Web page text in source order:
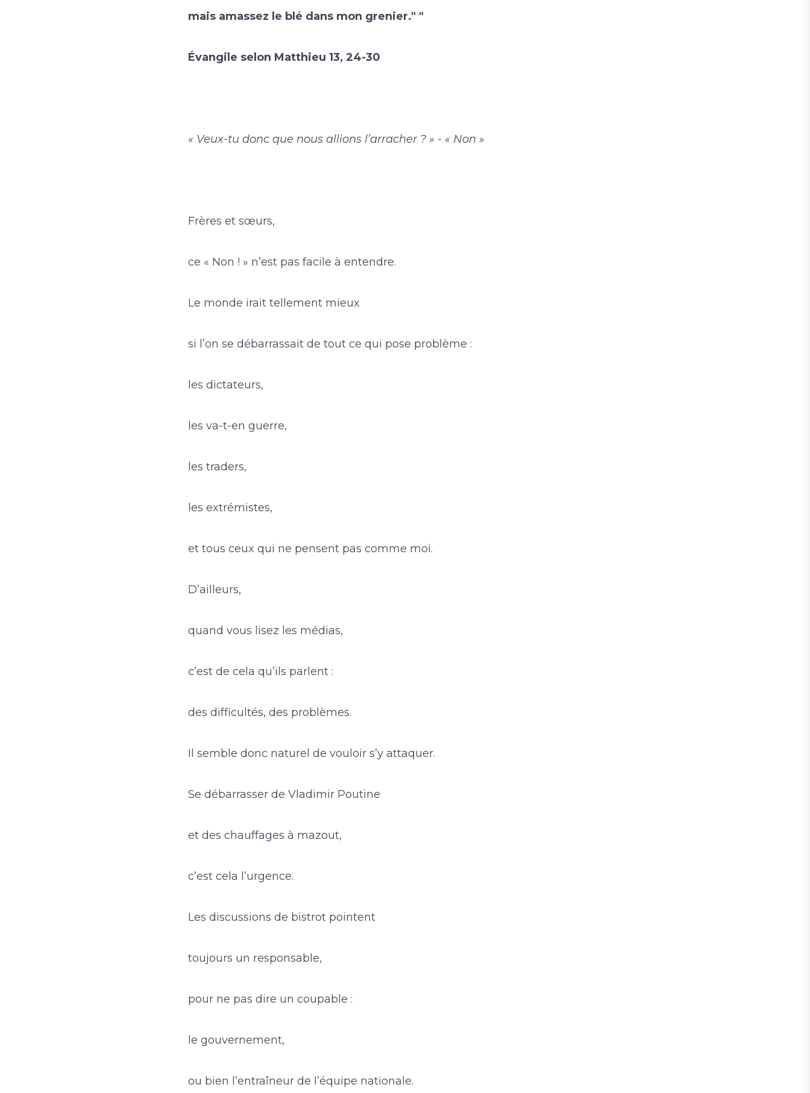
mais amassez le blé dans mon grenier." "
Évangile selon Matthieu 13, 24-30
« Veux-tu donc que nous allions l’arracher ? » - « Non »
Frères et sœurs,
ce « Non ! » n’est pas facile à entendre.
Le monde irait tellement mieux
si l’on se débarrassait de tout ce qui pose problème :
les dictateurs,
les va-t-en guerre,
les traders,
les extrémistes,
et tous ceux qui ne pensent pas comme moi.
D’ailleurs,
quand vous lisez les médias,
c’est de cela qu’ils parlent :
des difficultés, des problèmes.
Il semble donc naturel de vouloir s’y attaquer.
Se débarrasser de Vladimir Poutine
et des chauffages à mazout,
c’est cela l’urgence.
Les discussions de bistrot pointent
toujours un responsable,
pour ne pas dire un coupable :
le gouvernement,
ou bien l’entraîneur de l’équipe nationale.